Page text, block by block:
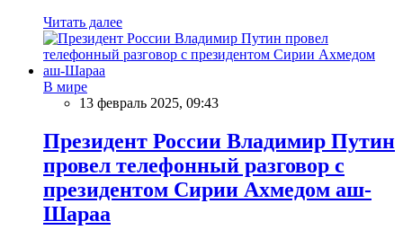
Читать далее
В мире
13 февраль 2025, 09:43
Президент России Владимир Путин
провел телефонный разговор с
президентом Сирии Ахмедом аш-
Шараа